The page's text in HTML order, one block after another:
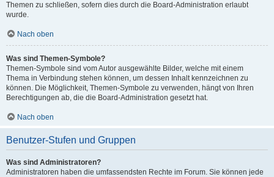
Themen zu schließen, sofern dies durch die Board-Administration erlaubt
wurde.
Nach oben
Was sind Themen-Symbole?
Themen-Symbole sind vom Autor ausgewählte Bilder, welche mit einem
Thema in Verbindung stehen können, um dessen Inhalt kennzeichnen zu
können. Die Möglichkeit, Themen-Symbole zu verwenden, hängt von Ihren
Berechtigungen ab, die die Board-Administration gesetzt hat.
Nach oben
Benutzer-Stufen und Gruppen
Was sind Administratoren?
Administratoren haben die umfassendsten Rechte im Forum. Sie können jede